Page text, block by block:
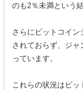
のも2％未満という
さらにビットコイ
されておらず、ジ
っています。
これらの状況はビ